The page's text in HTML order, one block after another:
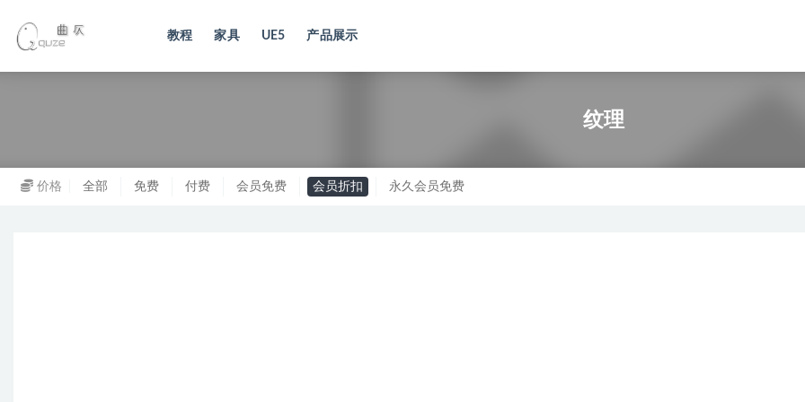
教程 家具 UE5 产品展示
纹理
价格 全部 免费 付费 会员免费 会员折扣 永久会员免费